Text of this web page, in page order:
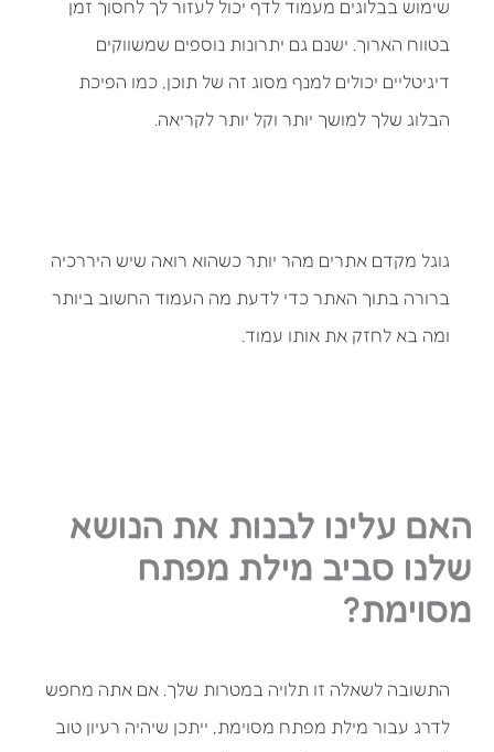
שימוש בבלוגים מעמוד לדף יכול לעזור לך לחסוך זמן
בטווח הארוך. ישנם גם יתרונות נוספים שמשווקים
דיגיטליים יכולים למנף מסוג זה של תוכן, כמו הפיכת
הבלוג שלך למושך יותר וקל יותר לקריאה.
גוגל מקדם אתרים מהר יותר כשהוא רואה שיש היררכיה
ברורה בתוך האתר כדי לדעת מה העמוד החשוב ביותר
ומה בא לחזק את אותו עמוד.
האם עלינו לבנות את הנושא
שלנו סביב מילת מפתח
מסוימת?
התשובה לשאלה זו תלויה במטרות שלך. אם אתה מחפש
לדרג עבור מילת מפתח מסוימת, ייתכן שיהיה רעיון טוב